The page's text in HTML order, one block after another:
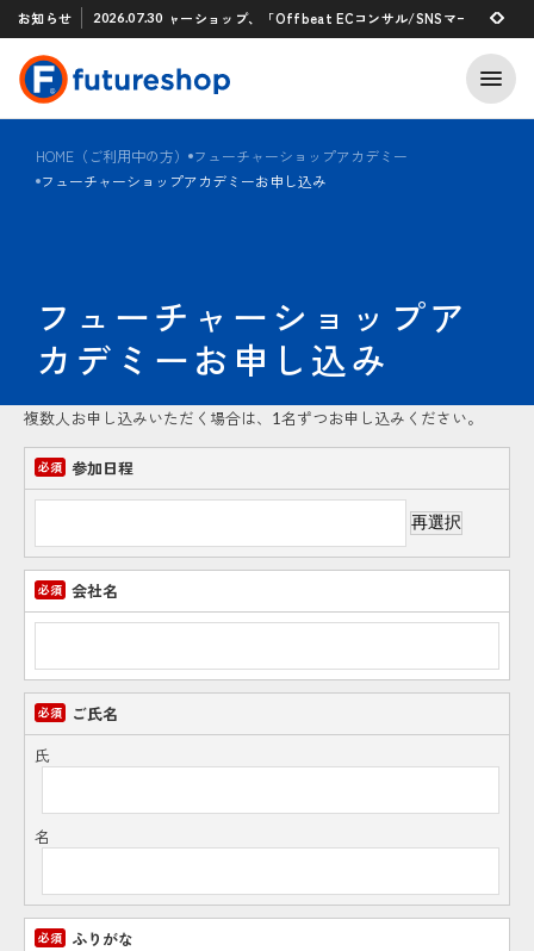
お知らせ
アプリ 「STAFF START」とのタグ連携を開始
2026.07.30
フューチャーショップ、「Offbeat ECコンサル/SNSマーケティング
2026.07.29
HOME（ご利用中の方）
フューチャーショップアカデミー
フューチャーショップアカデミーお申し込み
フューチャーショップア
カデミーお申し込み
複数人お申し込みいただく場合は、1名ずつお申し込みください。
参加日程
会社名
ご氏名
氏
名
ふりがな